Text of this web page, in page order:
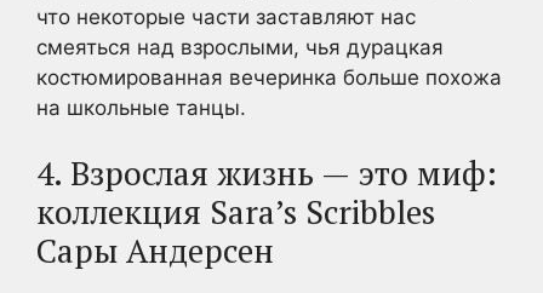
что некоторые части заставляют нас
смеяться над взрослыми, чья дурацкая
костюмированная вечеринка больше похожа
на школьные танцы.
4. Взрослая жизнь — это миф:
коллекция Sara’s Scribbles
Сары Андерсен